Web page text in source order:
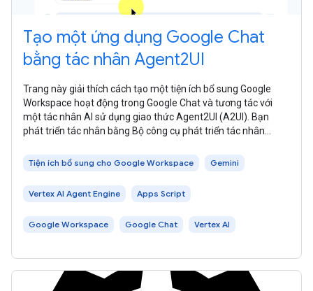
Tạo một ứng dụng Google Chat
bằng tác nhân Agent2UI
Trang này giải thích cách tạo một tiện ích bổ sung Google
Workspace hoạt động trong Google Chat và tương tác với
một tác nhân AI sử dụng giao thức Agent2UI (A2UI). Bạn
phát triển tác nhân bằng Bộ công cụ phát triển tác nhân
Tiện ích bổ sung cho Google Workspace Gemini
Vertex AI Agent Engine Apps Script
Google Workspace Google Chat Vertex AI